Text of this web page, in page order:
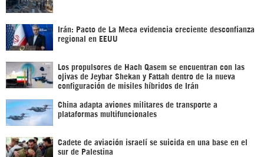
Irán: Pacto de La Meca evidencia creciente desconfianza
regional en EEUU
Los propulsores de Hach Qasem se encuentran con las
ojivas de Jeybar Shekan y Fattah dentro de la nueva
configuración de misiles híbridos de Irán
China adapta aviones militares de transporte a
plataformas multifuncionales
Cadete de aviación israelí se suicida en una base en el
sur de Palestina